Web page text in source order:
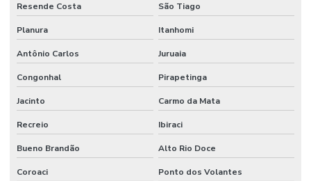
Resende Costa São Tiago
Planura Itanhomi
Antônio Carlos Juruaia
Congonhal Pirapetinga
Jacinto Carmo da Mata
Recreio Ibiraci
Bueno Brandão Alto Rio Doce
Coroaci Ponto dos Volantes